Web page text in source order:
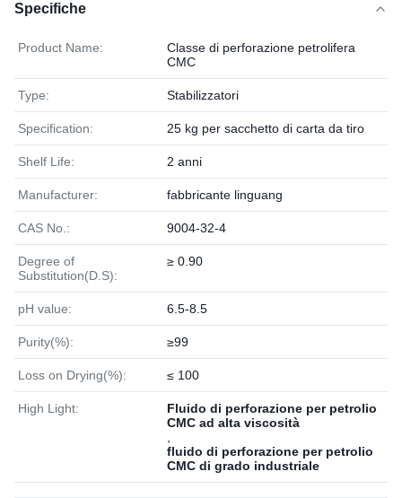
Specifiche
Product Name:
Classe di perforazione petrolifera
CMC
Type: Stabilizzatori
Specification: 25 kg per sacchetto di carta da tiro
Shelf Life: 2 anni
Manufacturer: fabbricante linguang
CAS No.: 9004-32-4
Degree of
Substitution(D.S):
≥ 0.90
pH value: 6.5-8.5
Purity(%): ≥99
Loss on Drying(%): ≤ 100
High Light:
Fluido di perforazione per petrolio
CMC ad alta viscosità
fluido di perforazione per petrolio
CMC di grado industriale